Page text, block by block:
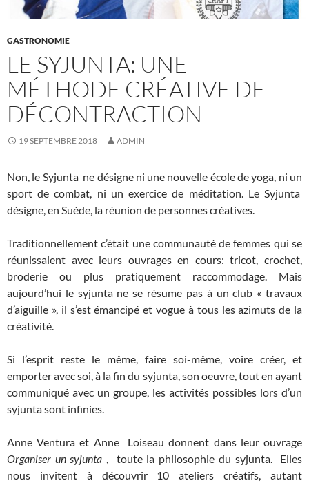
GASTRONOMIE
LE SYJUNTA: UNE
MÉTHODE CRÉATIVE DE
DÉCONTRACTION
19 SEPTEMBRE 2018 ADMIN
Non, le Syjunta ne désigne ni une nouvelle école de yoga, ni un
sport de combat, ni un exercice de méditation. Le Syjunta
désigne, en Suède, la réunion de personnes créatives.
Traditionnellement c’était une communauté de femmes qui se
réunissaient avec leurs ouvrages en cours: tricot, crochet,
broderie ou plus pratiquement raccommodage. Mais
aujourd’hui le syjunta ne se résume pas à un club « travaux
d’aiguille », il s’est émancipé et vogue à tous les azimuts de la
créativité.
Si l’esprit reste le même, faire soi-même, voire créer, et
emporter avec soi, à la fin du syjunta, son oeuvre, tout en ayant
communiqué avec un groupe, les activités possibles lors d’un
syjunta sont infinies.
Anne Ventura et Anne Loiseau donnent dans leur ouvrage
Organiser un syjunta , toute la philosophie du syjunta. Elles
nous invitent à découvrir 10 ateliers créatifs, autant